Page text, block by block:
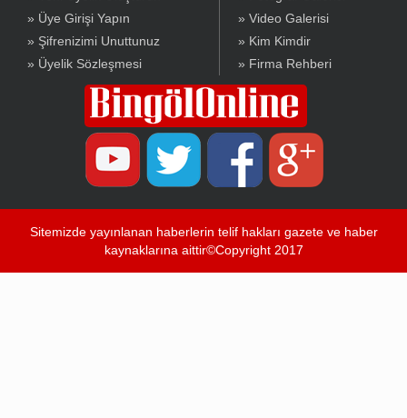
» Üye Girişi Yapın
» Şifrenizimi Unuttunuz
» Üyelik Sözleşmesi
» Video Galerisi
» Kim Kimdir
» Firma Rehberi
Sitemizde yayınlanan haberlerin telif hakları gazete ve haber
kaynaklarına aittir©Copyright 2017